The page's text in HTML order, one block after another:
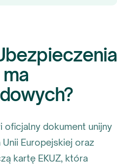
oficjalny dokument unijny
Europejskiej oraz
kartę EKUZ, która